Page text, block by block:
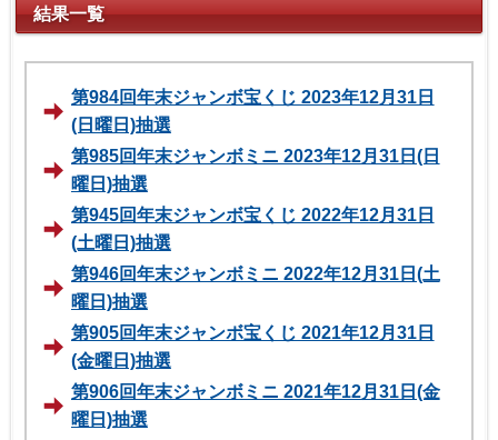
結果一覧
第984回年末ジャンボ宝くじ 2023年12月31日
(日曜日)抽選
第985回年末ジャンボミニ 2023年12月31日(日
曜日)抽選
第945回年末ジャンボ宝くじ 2022年12月31日
(土曜日)抽選
第946回年末ジャンボミニ 2022年12月31日(土
曜日)抽選
第905回年末ジャンボ宝くじ 2021年12月31日
(金曜日)抽選
第906回年末ジャンボミニ 2021年12月31日(金
曜日)抽選